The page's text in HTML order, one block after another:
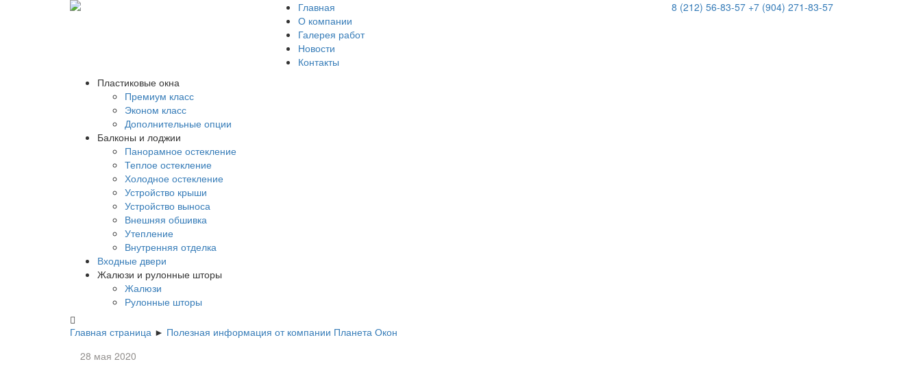
Главная
О компании
Галерея работ
Новости
Контакты
8 (212) 56-83-57 +7 (904) 271-83-57
Пластиковые окна
Премиум класс
Эконом класс
Дополнительные опции
Балконы и лоджии
Панорамное остекление
Теплое остекление
Холодное остекление
Устройство крыши
Устройство выноса
Внешняя обшивка
Утепление
Внутренняя отделка
Входные двери
Жалюзи и рулонные шторы
Жалюзи
Рулонные шторы
Главная страница ► Полезная информация от компании Планета Окон
28 мая 2020